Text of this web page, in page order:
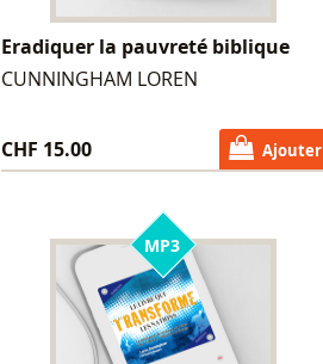
Eradiquer la pauvreté biblique
CUNNINGHAM LOREN
CHF 15.00 Ajouter
MP3